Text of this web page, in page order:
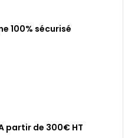
100% sécurisé
partir de 300€ HT